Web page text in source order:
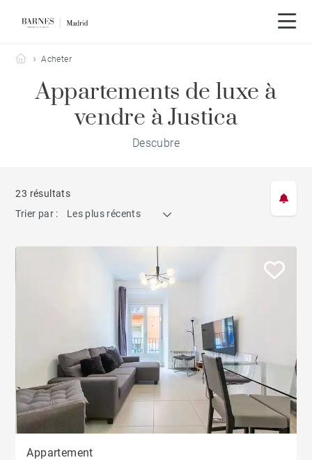
Barnes Madrid
Acheter
Appartements de luxe à
vendre à Justica
Descubre
23 résultats
Trier par :
Les plus récents
Appartement